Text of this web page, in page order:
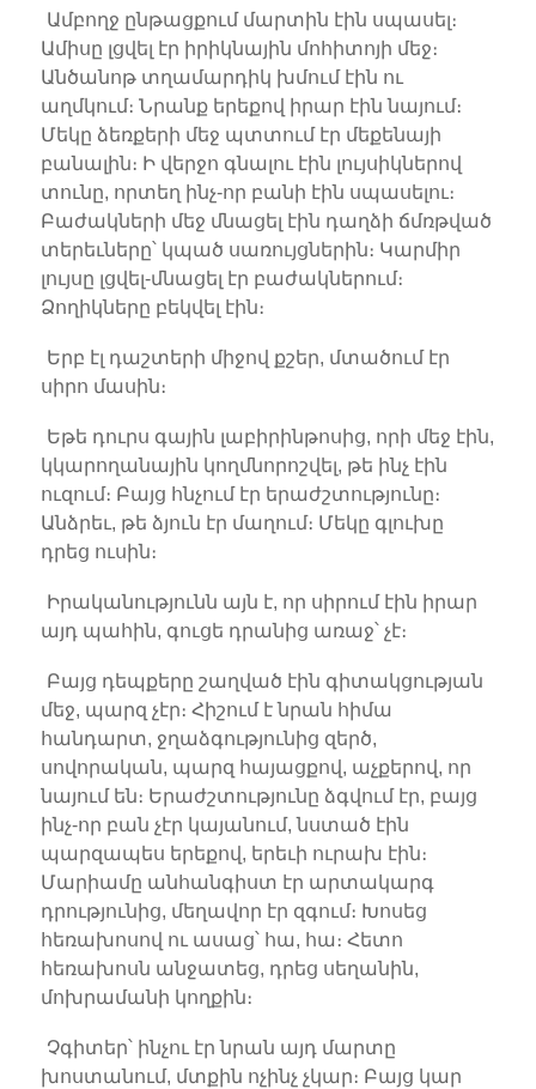
Ամբողջ ընթացքում մարտին էին սպասել։
Ամիսը լցվել էր իրիկնային մոհիտոյի մեջ։
Անծանոթ տղամարդիկ խմում էին ու
աղմկում։ Նրանք երեքով իրար էին նայում։
Մեկը ձեռքերի մեջ պտտում էր մեքենայի
բանալին։ Ի վերջո գնալու էին լույսիկներով
տունը, որտեղ ինչ-որ բանի էին սպասելու։
Բաժակների մեջ մնացել էին դաղձի ճմռթված
տերեւները՝ կպած սառույցներին։ Կարմիր
լույսը լցվել-մնացել էր բաժակներում։
Ձողիկները բեկվել էին։
Երբ էլ դաշտերի միջով քշեր, մտածում էր
սիրո մասին։
Եթե դուրս գային լաբիրինթոսից, որի մեջ էին,
կկարողանային կողմնորոշվել, թե ինչ էին
ուզում։ Բայց հնչում էր երաժշտությունը։
Անձրեւ, թե ձյուն էր մաղում։ Մեկը գլուխը
դրեց ուսին։
Իրականությունն այն է, որ սիրում էին իրար
այդ պահին, գուցե դրանից առաջ՝ չէ։
Բայց դեպքերը շաղված էին գիտակցության
մեջ, պարզ չէր։ Հիշում է նրան հիմա
հանդարտ, ջղաձգությունից զերծ,
սովորական, պարզ հայացքով, աչքերով, որ
նայում են։ Երաժշտությունը ձգվում էր, բայց
ինչ-որ բան չէր կայանում, նստած էին
պարզապես երեքով, երեւի ուրախ էին։
Մարիամը անհանգիստ էր արտակարգ
դրությունից, մեղավոր էր զգում։ Խոսեց
հեռախոսով ու ասաց՝ հա, հա։ Հետո
հեռախոսն անջատեց, դրեց սեղանին,
մոխրամանի կողքին։
Չգիտեր՝ ինչու էր նրան այդ մարտը
խոստանում, մտքին ոչինչ չկար։ Բայց կար